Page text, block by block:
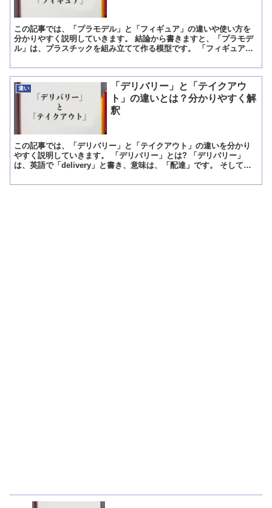
この記事では、「プラモデル」と「フィギュア」の違いや使い方を
分かりやすく説明していきます。 結論から書きますと、「プラモデ
ル」は、プラスチックを組み立てて作る模型です。 「フィギュア」
違い
「デリバリー」と「テイクアウ
ト」の違いとは？分かりやすく解
釈
この記事では、「デリバリー」と「テイクアウト」の違いを分かり
やすく説明していきます。 「デリバリー」とは? 「デリバリー」
は、英語で「delivery」と書き、意味は、「配達」です。 そして、